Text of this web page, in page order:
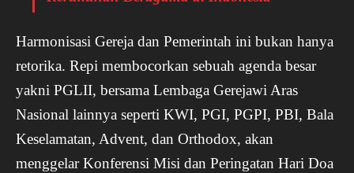
Harmonisasi Gereja dan Pemerintah ini bukan hanya
retorika. Repi membocorkan sebuah agenda besar
yakni PGLII, bersama Lembaga Gerejawi Aras
Nasional lainnya seperti KWI, PGI, PGPI, PBI, Bala
Keselamatan, Advent, dan Orthodox, akan
menggelar Konferensi Misi dan Peringatan Hari Doa